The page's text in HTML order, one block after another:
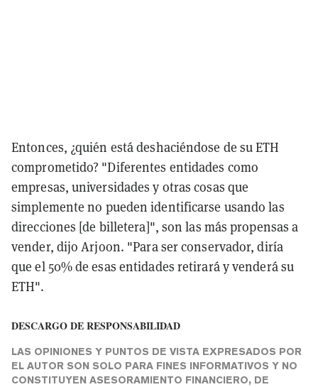
Entonces, ¿quién está deshaciéndose de su ETH
comprometido? "Diferentes entidades como
empresas, universidades y otras cosas que
simplemente no pueden identificarse usando las
direcciones [de billetera]", son las más propensas a
vender, dijo Arjoon. "Para ser conservador, diría
que el 50% de esas entidades retirará y venderá su
ETH".
DESCARGO DE RESPONSABILIDAD
LAS OPINIONES Y PUNTOS DE VISTA EXPRESADOS POR
EL AUTOR SON SOLO PARA FINES INFORMATIVOS Y NO
CONSTITUYEN ASESORAMIENTO FINANCIERO, DE